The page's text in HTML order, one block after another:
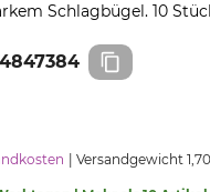
Schlagbügel. 10
Versandgewicht